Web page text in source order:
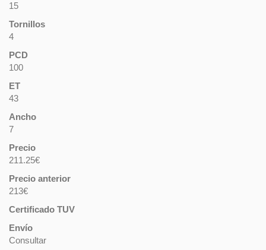
15
Tornillos
4
PCD
100
ET
43
Ancho
7
Precio
211.25€
Precio anterior
213€
Certificado TUV
Envío
Consultar